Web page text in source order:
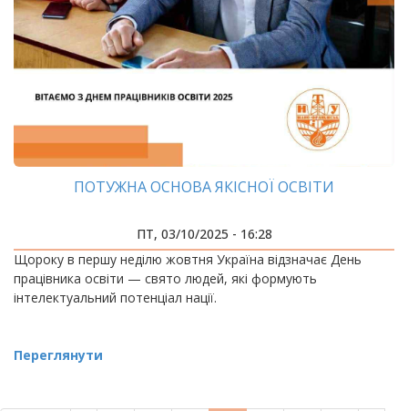
ПОТУЖНА ОСНОВА ЯКІСНОЇ ОСВІТИ
ПТ, 03/10/2025 - 16:28
Щороку в першу неділю жовтня Україна відзначає День
працівника освіти — свято людей, які формують
інтелектуальний потенціал нації.
Переглянути